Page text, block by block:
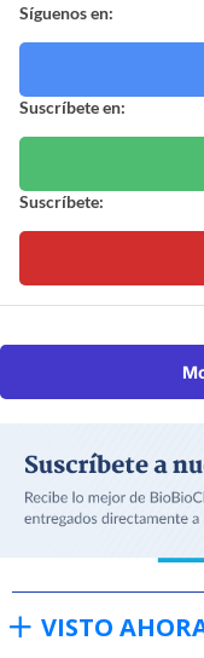
Síguenos en:
Suscríbete en:
Suscríbete:
VISTO